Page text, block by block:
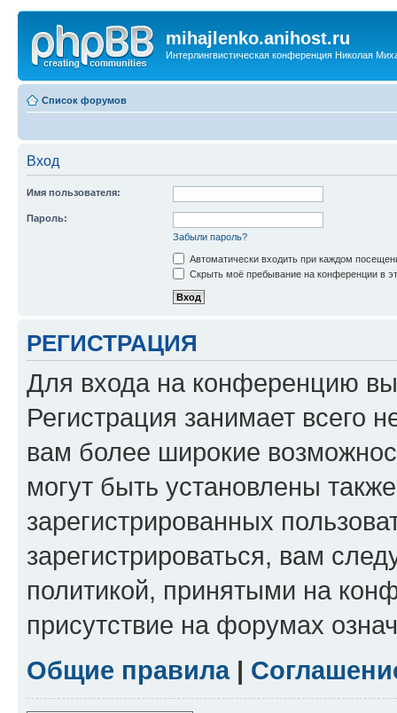
mihajlenko.anihost.ru
Интерлингвистическая конференция Николая
Список форумов
Вход
Имя пользователя:
Пароль:
Забыли пароль?
Автоматически входить при каждом
Скрыть моё пребывание на конференции в
РЕГИСТРАЦИЯ
Для входа на конференцию
Регистрация занимает всего
вам более широкие
могут быть установлены
зарегистрированных
зарегистрироваться, вам
политикой, принятыми на
присутствие на форумах
Общие правила|